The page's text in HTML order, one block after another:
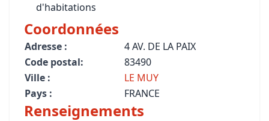
d'habitations
Coordonnées
Adresse :
4 AV. DE LA PAIX
Code postal:
83490
Ville :
LE MUY
Pays :
FRANCE
Renseignements